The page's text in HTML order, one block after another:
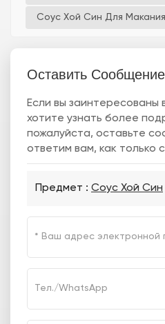
Соус Хой Син Для
Оставить Сообщение
Если вы заинтересованы
хотите узнать более
пожалуйста, оставьте
ответим вам, как только
Предмет : Соус Хой Син